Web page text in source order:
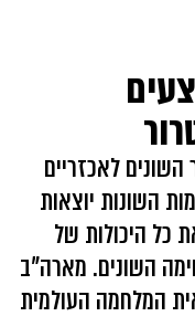
לאכזריים
השונות יוצאות
כל היכולות של
השונים. מארה"ב
המלחמה העולמית